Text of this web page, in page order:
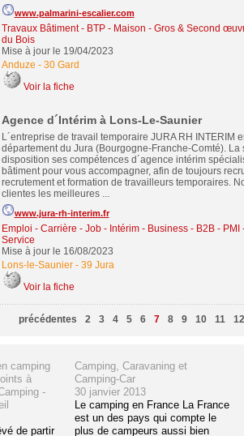
www.palmarini-escalier.com
Travaux Bâtiment - BTP - Maison - Gros & Second
du Bois
Mise à jour le 19/04/2023
Anduze - 30 Gard
Voir la fiche
Agence d´Intérim à Lons-Le-Saunier
L´entreprise de travail temporaire JURA RH INTERIM
département du Jura (Bourgogne-Franche-Comté). La
disposition ses compétences d´agence intérim
bâtiment pour vous accompagner, afin de toujours
recrutement et formation de travailleurs temporaires.
clientes les meilleures ...
www.jura-rh-interim.fr
Emploi - Carrière - Job - Intérim- Business - B2B - PMI
Service
Mise à jour le 16/08/2023
Lons-le-Saunier- 39 Jura
Voir la fiche
précédentes 2 3 4 5 6 7 8 9 10 11 12
camping
à
-
de partir
Camping, Caravaning et
Camping-Car
30 janvier 2013
Le camping en France La France
est un des pays qui compte le
plus de campeurs aussi bien